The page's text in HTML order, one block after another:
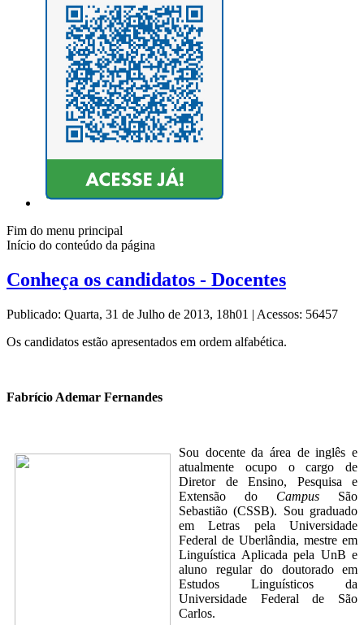
Fim do menu principal
Início do conteúdo da página
Conheça os candidatos - Docentes
Publicado: Quarta, 31 de Julho de 2013, 18h01 | Acessos: 56457
Os candidatos estão apresentados em ordem alfabética.
Fabrício Ademar Fernandes
Sou docente da área de inglês e
atualmente ocupo o cargo de
Diretor de Ensino, Pesquisa e
Extensão do Campus São
Sebastião (CSSB). Sou graduado
em Letras pela Universidade
Federal de Uberlândia, mestre em
Linguística Aplicada pela UnB e
aluno regular do doutorado em
Estudos Linguísticos da
Universidade Federal de São
Carlos.